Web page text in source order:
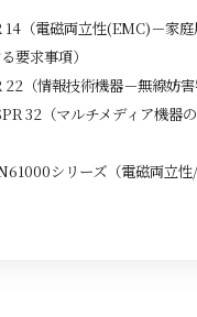
14（電磁両立性(EMC)－家
要求事項）
22（情報技術機器－無線妨
32（マルチメディア機器
シリーズ（電磁両立性